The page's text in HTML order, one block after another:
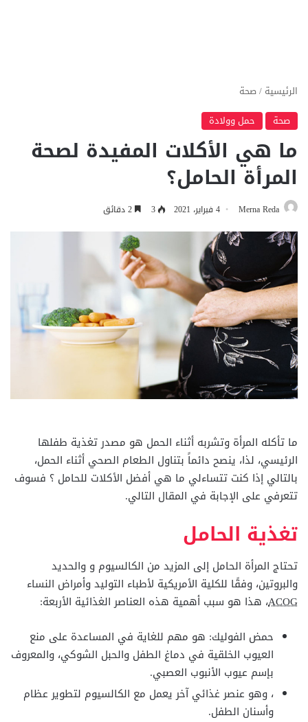
الرئيسية /صحة
صحة
حمل وولادة
ما هي الأكلات المفيدة لصحة
المرأة الحامل؟
Merna Reda 4 فبراير، 2021 3
ما تأكله المرأة وتشربه أثناء الحمل هو مصدر تغذية طفلها
الرئيسي، لذا، ينصح دائماً بتناول الطعام الصحي أثناء الحمل،
بالتالي إذا كنت تتساءلي ما هي أفضل الأكلات للحامل ؟ فسوف
تتعرفي على الإجابة في المقال التالي.
تغذية الحامل
تحتاج المرأة الحامل إلى المزيد من الكالسيوم و والحديد
والبروتين، وفقًا للكلية الأمريكية لأطباء التوليد وأمراض النساء
ACOG، هذا هو سبب أهمية هذه العناصر الغذائية الأربعة:
حمض الفوليك: هو مهم للغاية في المساعدة على منع
العيوب الخلقية في دماغ الطفل والحبل الشوكي، والمعروف
بإسم عيوب الأنبوب العصبي.
، وهو عنصر غذائي آخر يعمل مع الكالسيوم لتطوير عظام
وأسنان الطفل.